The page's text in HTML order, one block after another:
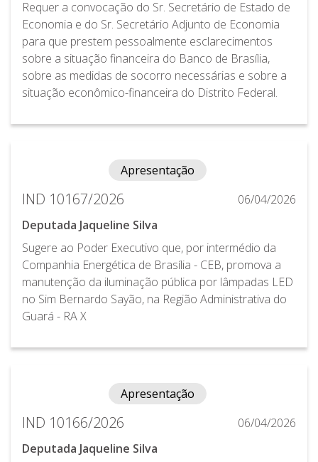
Requer a convocação do Sr. Secretário de Estado de
Economia e do Sr. Secretário Adjunto de Economia
para que prestem pessoalmente esclarecimentos
sobre a situação financeira do Banco de Brasília,
sobre as medidas de socorro necessárias e sobre a
situação econômico-financeira do Distrito Federal.
Apresentação
IND 10167/2026
06/04/2026
Deputada Jaqueline Silva
Sugere ao Poder Executivo que, por intermédio da
Companhia Energética de Brasília - CEB, promova a
manutenção da iluminação pública por lâmpadas LED
no Sim Bernardo Sayão, na Região Administrativa do
Guará - RA X
Apresentação
IND 10166/2026
06/04/2026
Deputada Jaqueline Silva